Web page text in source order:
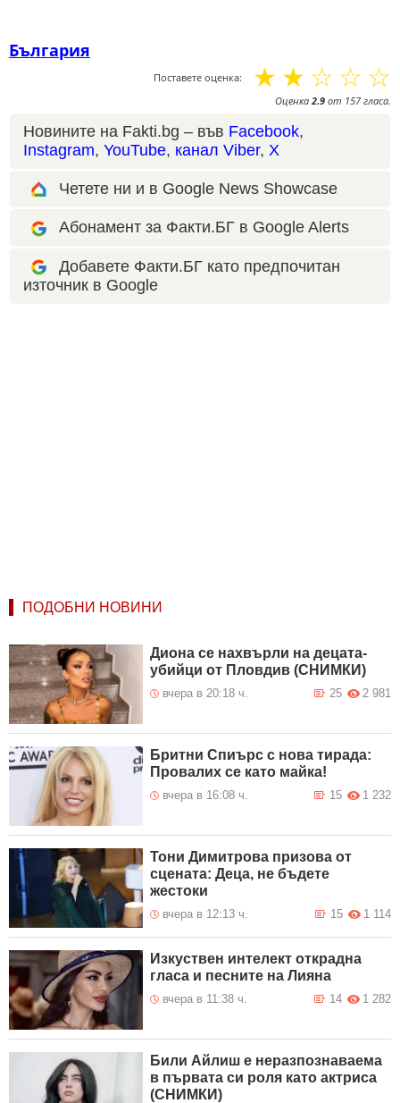
България
Поставете оценка: ☆
☆
☆
☆
☆
Оценка2.9 от 157 гласа.
Новините на Fakti.bg – във Facebook,
Instagram, YouTube, канал Viber, X
Четете ни и в Google News Showcase
Абонамент за Факти.БГ в Google Alerts
Добавете Факти.БГ като предпочитан
източник в Google
ПОДОБНИ НОВИНИ
Диона се нахвърли на децата-
убийци от Пловдив (СНИМКИ)
вчера в 20:18 ч. 2 981
25
Бритни Спиърс с нова тирада:
Провалих се като майка!
вчера в 16:08 ч. 1 232
15
Тони Димитрова призова от
сцената: Деца, не бъдете
жестоки
вчера в 12:13 ч. 1 114
15
Изкуствен интелект открадна
гласа и песните на Лияна
вчера в 11:38 ч. 1 282
14
Били Айлиш е неразпознаваема
в първата си роля като актриса
(СНИМКИ)